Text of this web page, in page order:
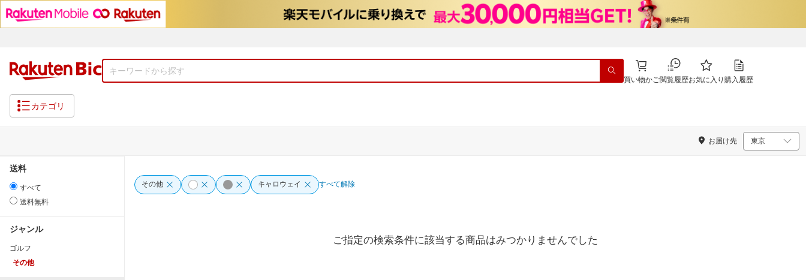
買い物かご閲覧履歴お気に入り 購入履歴
カテゴリ
お届け先
送料
すべて
送料無料
ジャンル
ゴルフ
その他
その他 キャロウェイ すべて解除
ご指定の検索条件に該当する商品はみつかりませんでした